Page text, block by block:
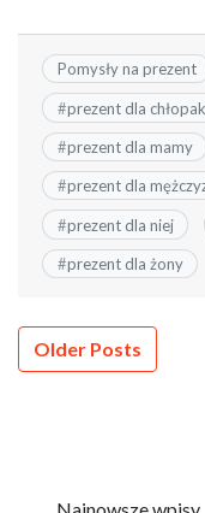
Pomysły na prezent
#prezent dla
#prezent dla mamy
#prezent dla
#prezent dla niej
#prezent dla żony
Nawigacja
Older Posts